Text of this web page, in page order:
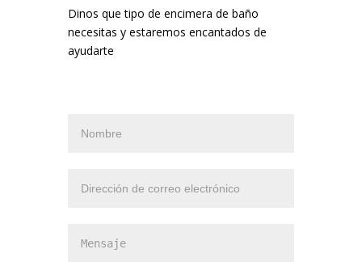
Dinos que tipo de encimera de baño
necesitas y estaremos encantados de
ayudarte